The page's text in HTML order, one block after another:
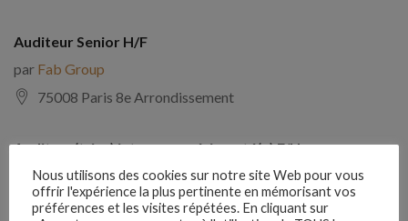
Auditeur Senior H/F
par Fab Group
75008 Paris 8e Arrondissement
Auditeur(trice) interne expérimenté(e) F/H
parComptabilite Emploi
39130 Châtillon
Nous utilisons des cookies sur notre site Web pour vous
offrir l'expérience la plus pertinente en mémorisant vos
préférences et les visites répétées. En cliquant sur